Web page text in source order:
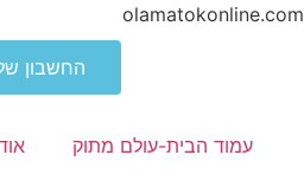
olamatokonline.com
החשבון
עמוד הבית-עולם מתוק